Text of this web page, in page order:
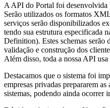
A API do Portal foi desenvolvida
Serão utilizados os formatos
serviços serão disponibilizados
tendo sua estrutura especificada
Definition). Estes schemas serão
validação e construção dos
Além disso, toda a nossa API
Destacamos que o sistema foi
empresas privadas prepararem as
sistemas, podendo ainda ocorrer